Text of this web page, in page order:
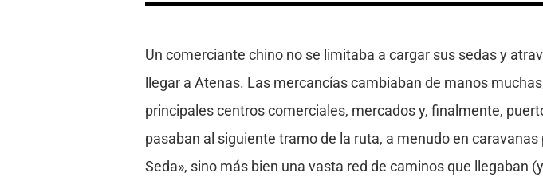
Un comerciante chino no se limitaba a cargar sus sedas y
llegar a Atenas. Las mercancías cambiaban de manos
principales centros comerciales, mercados y, finalmente,
pasaban al siguiente tramo de la ruta, a menudo en
Seda», sino más bien una vasta red de caminos que llegaban